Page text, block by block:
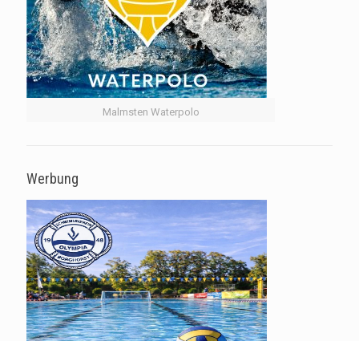
Malmsten Waterpolo
Werbung